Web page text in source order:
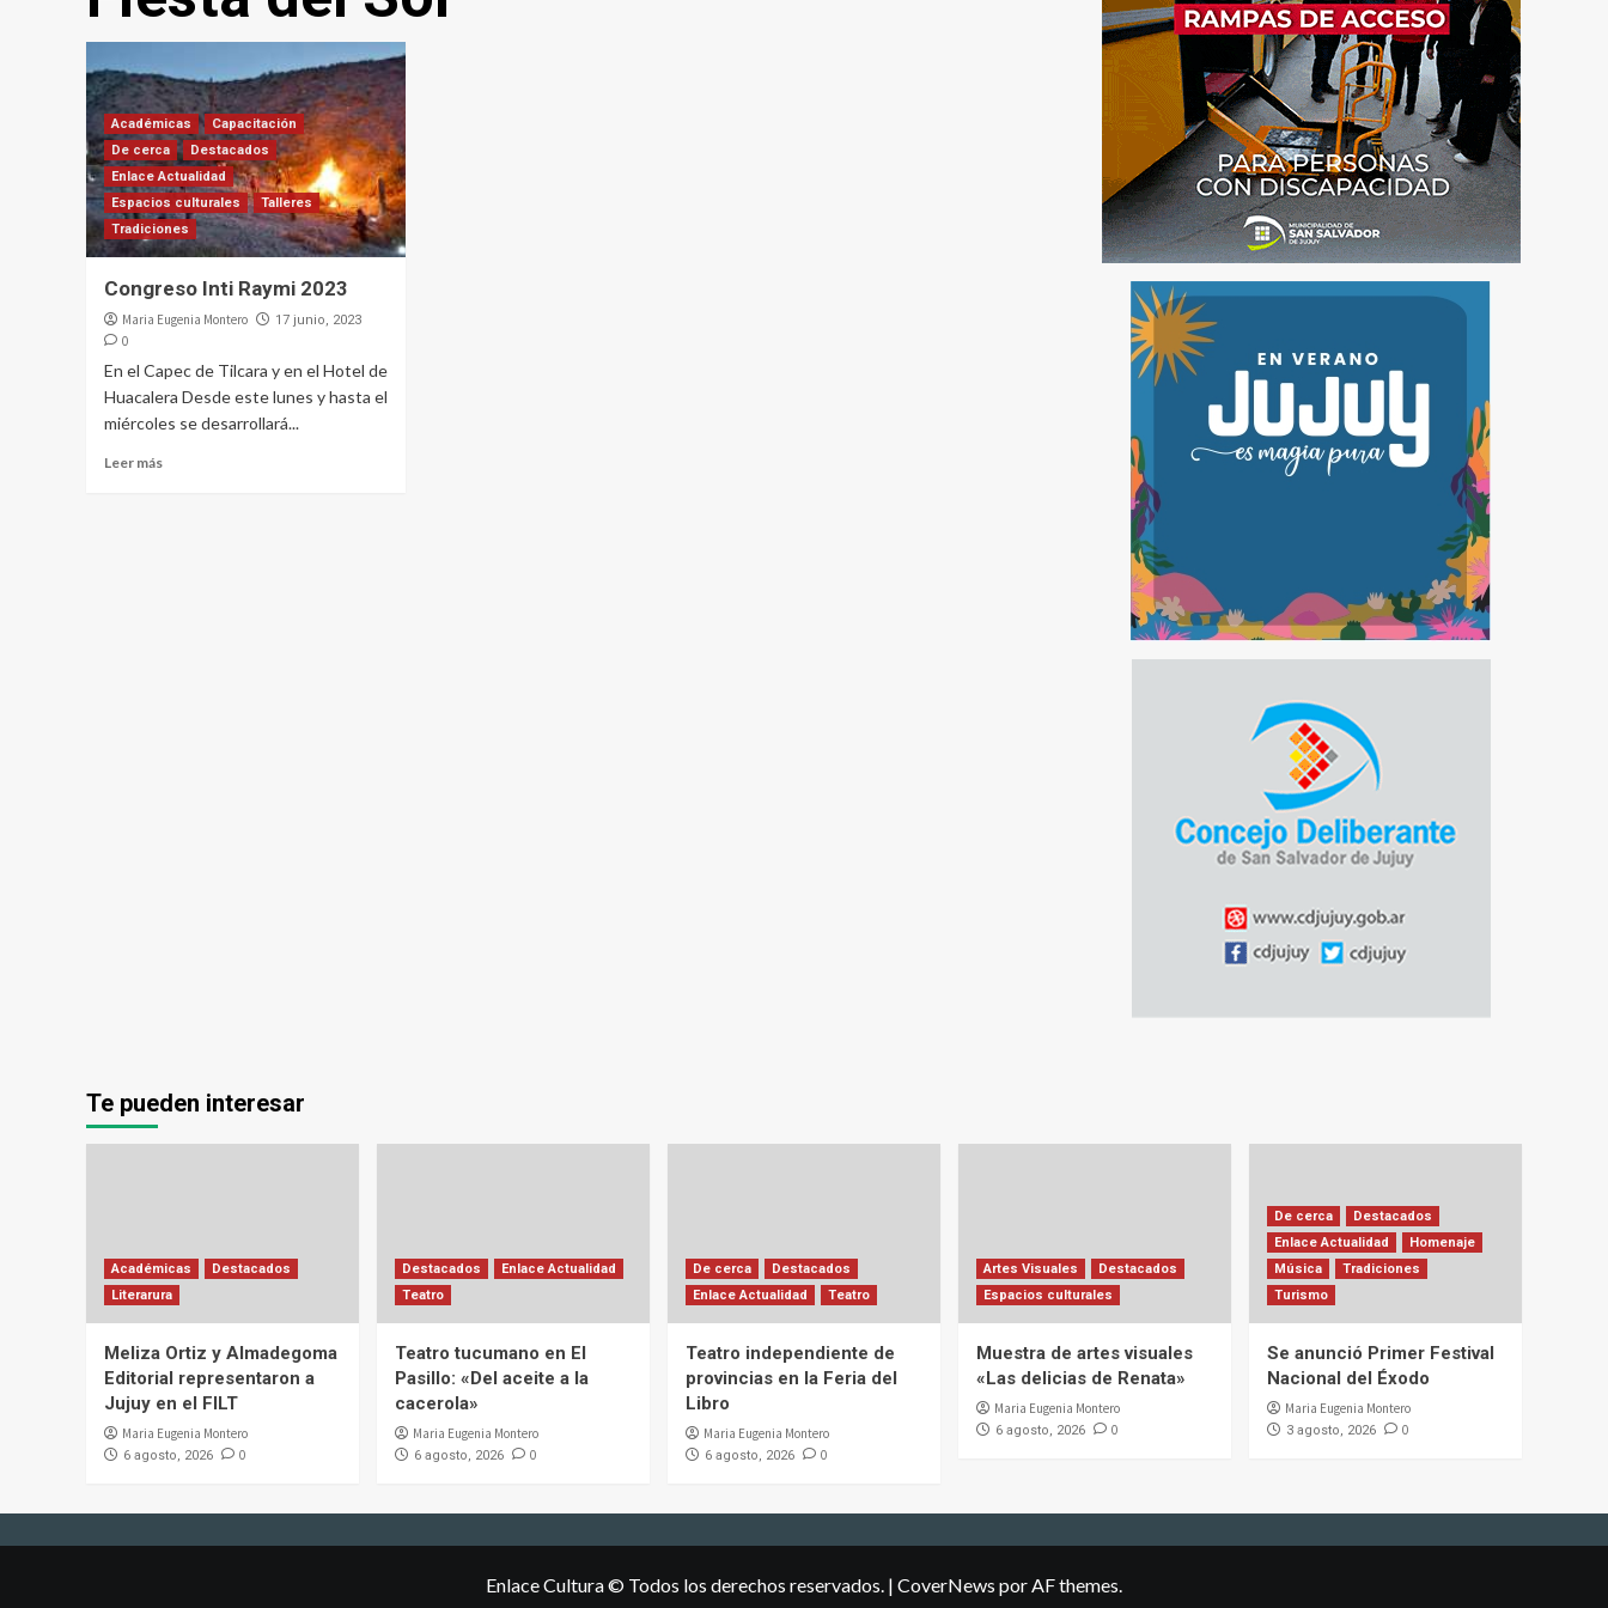
Académicas
Capacitación
De cerca
Destacados
Enlace Actualidad
Espacios culturales
Talleres
Tradiciones
Congreso Inti Raymi 2023
Maria Eugenia Montero 17 junio, 2023
0
En el Capec de Tilcara y en el Hotel de
Huacalera Desde este lunes y hasta el
miércoles se desarrollará...
Leer más
Te pueden interesar
Académicas
Destacados
Literarura
Meliza Ortiz y Almadegoma
Editorial representaron a
Jujuy en el FILT
Maria Eugenia Montero
6 agosto, 2026 0
Destacados
Enlace Actualidad
Teatro
Teatro tucumano en El
Pasillo: «Del aceite a la
cacerola»
Maria Eugenia Montero
6 agosto, 2026 0
De cerca
Destacados
Enlace Actualidad
Teatro
Teatro independiente de
provincias en la Feria del
Libro
Maria Eugenia Montero
6 agosto, 2026 0
Artes Visuales
Destacados
Espacios culturales
Muestra de artes visuales
«Las delicias de Renata»
Maria Eugenia Montero
6 agosto, 2026 0
De cerca
Destacados
Enlace Actualidad
Homenaje
Música
Tradiciones
Turismo
Se anunció Primer Festival
Nacional del Éxodo
Maria Eugenia Montero
3 agosto, 2026 0
Enlace Cultura © Todos los derechos reservados. | CoverNews por AF themes.